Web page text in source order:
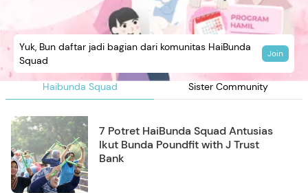
Haibunda Squad Sister Community
Yuk, Bun daftar jadi bagian dari komunitas HaiBunda
Squad
Join
7 Potret HaiBunda Squad Antusias
Ikut Bunda Poundfit with J Trust
Bank